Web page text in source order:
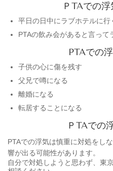
ＰTAでの
平日の日中にラブホテルに行
PTAの飲み会があると言って
PTAでの
子供の心に傷を残す
父兄で噂になる
離婚になる
転居することになる
ＰTAでの
PTAでの浮気は慎重に対処をし
響が出る可能性があります。
自分で対処しようと思わず、東